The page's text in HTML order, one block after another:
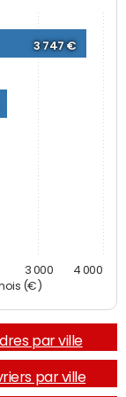
(€)
3 747 €
3 000 4 000
par ville
par ville